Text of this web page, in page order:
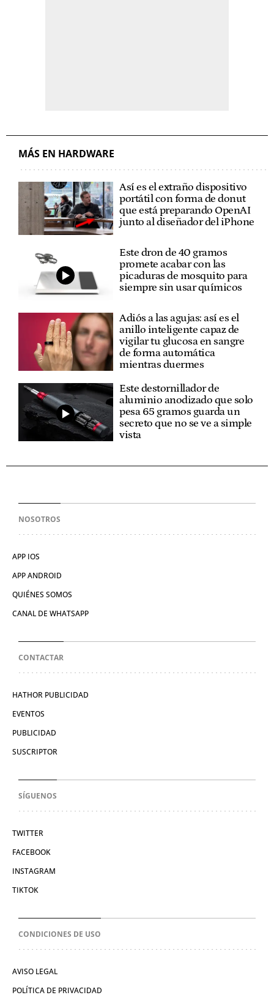
MÁS EN HARDWARE
Así es el extraño dispositivo
portátil con forma de donut
que está preparando OpenAI
junto al diseñador del iPhone
Este dron de 40 gramos
promete acabar con las
picaduras de mosquito para
siempre sin usar químicos
Adiós a las agujas: así es el
anillo inteligente capaz de
vigilar tu glucosa en sangre
de forma automática
mientras duermes
Este destornillador de
aluminio anodizado que solo
pesa 65 gramos guarda un
secreto que no se ve a simple
vista
NOSOTROS
APP IOS
APP ANDROID
QUIÉNES SOMOS
CANAL DE WHATSAPP
CONTACTAR
HATHOR PUBLICIDAD
EVENTOS
PUBLICIDAD
SUSCRIPTOR
SÍGUENOS
TWITTER
FACEBOOK
INSTAGRAM
TIKTOK
CONDICIONES DE USO
AVISO LEGAL
POLÍTICA DE PRIVACIDAD